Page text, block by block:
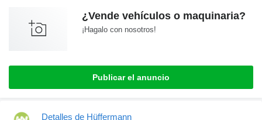
¿Vende vehículos o maquinaria?
¡Hagalo con nosotros!
Publicar el anuncio
Detalles de Hüffermann